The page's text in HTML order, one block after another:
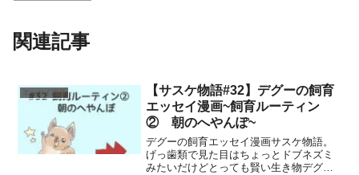
関連記事
エッセイ漫画
【サスケ物語#32】デグーの飼育
エッセイ漫画~飼育ルーティン
② 朝のへやんぽ~
デグーの飼育エッセイ漫画サスケ物語。
げっ歯類で見た目はちょっとドブネズミ
みたいだけどとっても賢い生き物デグー